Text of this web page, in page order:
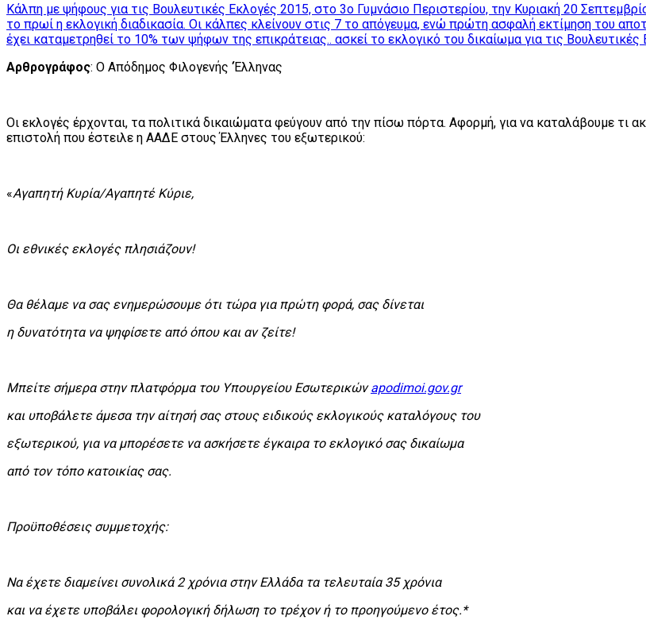
Κάλπη με ψήφους για τις Βουλευτικές Εκλογές 2015, στο 3ο Γυμνάσιο Περιστερίου, την Κυριακή 20
το πρωί η εκλογική διαδικασία. Οι κάλπες κλείνουν στις 7 το απόγευμα, ενώ πρώτη ασφαλή εκτίμηση του
έχει καταμετρηθεί το 10% των ψήφων της επικράτειας.. ασκεί το εκλογικό του δικαίωμα για τις
Αρθρογράφος: Ο Απόδημος Φιλογενής ‘Έλληνας
Οι εκλογές έρχονται, τα πολιτικά δικαιώματα φεύγουν από την πίσω πόρτα. Αφορμή, για να καταλάβουμε τι
επιστολή που έστειλε η ΑΑΔΕ στους Έλληνες του εξωτερικού:
«Αγαπητή Κυρία/Αγαπητέ Κύριε,
Οι εθνικές εκλογές πλησιάζουν!
Θα θέλαμε να σας ενημερώσουμε ότι τώρα για πρώτη φορά, σας δίνεται
η δυνατότητα να ψηφίσετε από όπου και αν ζείτε!
Μπείτε σήμερα στην πλατφόρμα του Υπουργείου Εσωτερικώνapodimoi.gov.gr
και υποβάλετε άμεσα την αίτησή σας στους ειδικούς εκλογικούς καταλόγους του
εξωτερικού, για να μπορέσετε να ασκήσετε έγκαιρα το εκλογικό σας δικαίωμα
από τον τόπο κατοικίας σας.
Προϋποθέσεις συμμετοχής:
Να έχετε διαμείνει συνολικά 2 χρόνια στην Ελλάδα τα τελευταία 35 χρόνια
και να έχετε υποβάλει φορολογική δήλωση το τρέχον ή το προηγούμενο έτος.*